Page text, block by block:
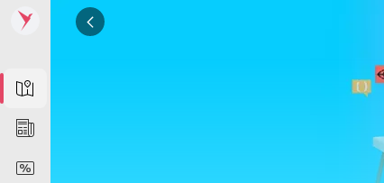
Map
News
DiscountCard